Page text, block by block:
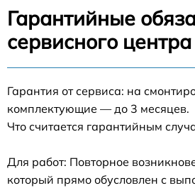
Гарантийные
сервисного
Гарантия от сервиса: на
комплектующие — до 3 месяцев.
Что считается гарантийным
Для работ: Повторное
который прямо обусловлен с